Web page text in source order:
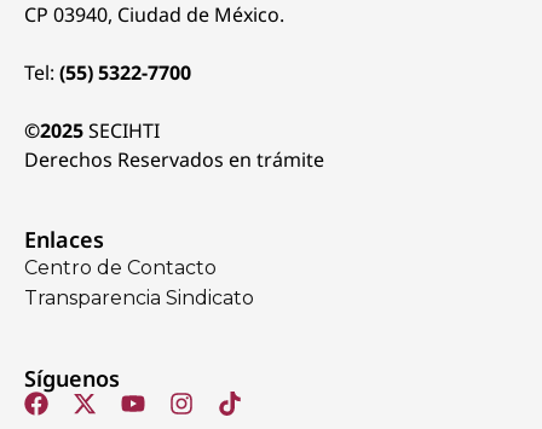
CP 03940, Ciudad de México.
Tel: (55) 5322-7700
©2025SECIHTI
Derechos Reservados en trámite
Enlaces
Centro de Contacto
Transparencia Sindicato
Síguenos